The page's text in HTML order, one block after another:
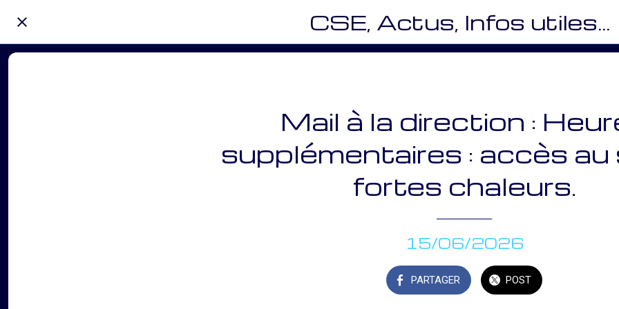
CSE, Actus, Infos utiles… (VES)
Mail à la direction :
supplémentaires : accès
fortes chaleurs.
15/06/2026
PARTAGER POST